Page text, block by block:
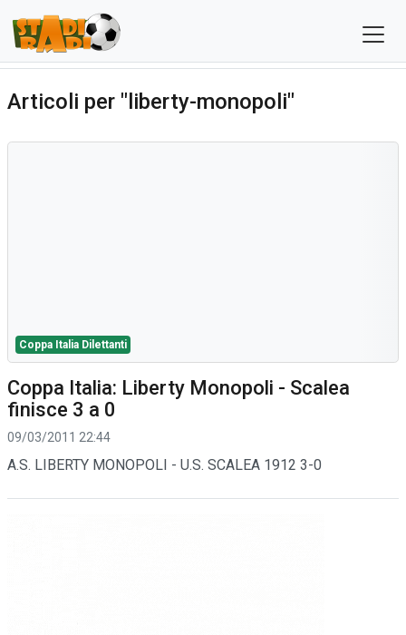
Articoli per "liberty-monopoli"
Coppa Italia Dilettanti
Coppa Italia: Liberty Monopoli - Scalea
finisce 3 a 0
09/03/2011 22:44
A.S. LIBERTY MONOPOLI - U.S. SCALEA 1912 3-0